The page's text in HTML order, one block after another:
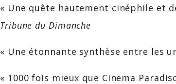
« Une quête hautement cinéphile et
Tribune du Dimanche
« Une étonnante synthèse entre les
« 1000 fois mieux que Cinema